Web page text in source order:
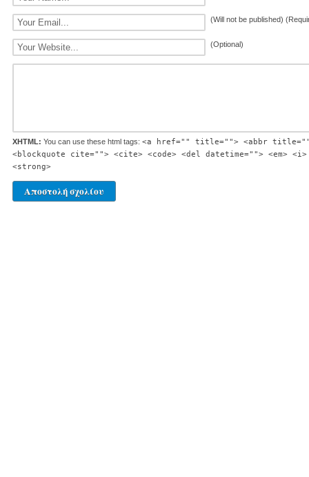
(Will not be published)
(Optional)
XHTML: You can use these html tags: <a href="" title=""> <abbr
<blockquote cite=""> <cite> <code> <del datetime=""> <em>
<strong>